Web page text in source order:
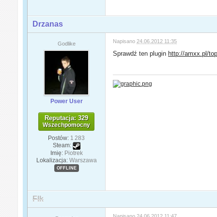
Drzanas
Godlike
Power User
Reputacja: 329
Wszechpomocny
Postów: 1 283
Steam:
Imię: Piotrek
Lokalizacja: Warszawa
OFFLINE
Napisano 24.06.2012 11:35
Sprawdź ten plugin http://amxx.pl/
Flk
Napisano 24.06.2012 11:47